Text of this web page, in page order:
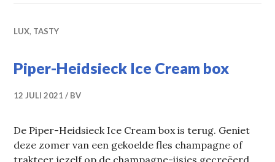
LUX, TASTY
Piper-Heidsieck Ice Cream box
12 JULI 2021 BV
De Piper-Heidsieck Ice Cream box is terug. Geniet
deze zomer van een gekoelde fles champagne of
trakteer jezelf op de champagne-ijsjes gecreëerd